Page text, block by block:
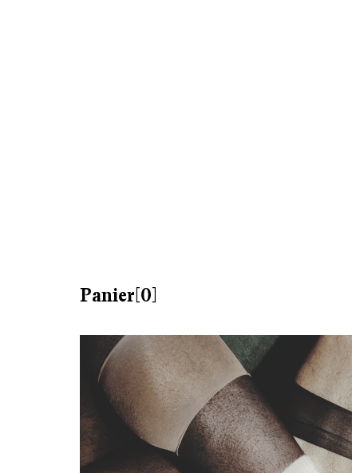
Panier[0]